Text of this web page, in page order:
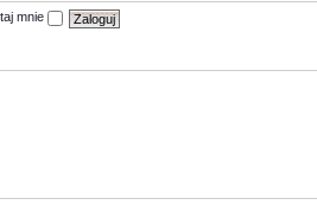
mnie